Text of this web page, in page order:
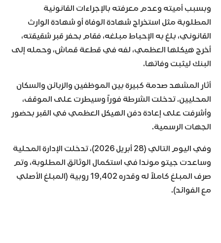
وبسبب أميته وعدم معرفته بالإجراءات القانونية
المطلوبة مثل استخراج شهادة الوفاة أو شهادة الوارث
القانوني، بلغ به الإحباط مبلغه، فقام بحفر قبر شقيقته،
أخرج هيكلها العظمي، لفه في قطعة قماش، وحمله إلى
البنك ليثبت وفاتها.
أثار المشهد صدمة كبيرة بين الموظفين والزبائن والسكان
المحليين. تدخلت الشرطة فوراً وسيطرت على الموقف،
وأشرفت على إعادة دفن الهيكل العظمي في القبر بحضور
الجهات الرسمية.
وفي اليوم التالي (28 أبريل 2026)، تدخلت الإدارة المحلية
وساعدت جيتو موندا في استكمال الوثائق المطلوبة، وتم
صرف المبلغ كاملاً له وقدره 19,402 روبية (المبلغ الأصلي
مع الفوائد).